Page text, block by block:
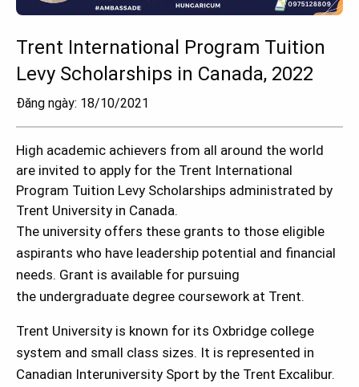
Trent International Program Tuition
Levy Scholarships in Canada, 2022
Đăng ngày: 18/10/2021
High academic achievers from all around the world
are invited to apply for the Trent International
Program Tuition Levy Scholarships administrated by
Trent University in Canada.
The university offers these grants to those eligible
aspirants who have leadership potential and financial
needs. Grant is available for pursuing
the undergraduate degree coursework at Trent.
Trent University is known for its Oxbridge college
system and small class sizes. It is represented in
Canadian Interuniversity Sport by the Trent Excalibur.